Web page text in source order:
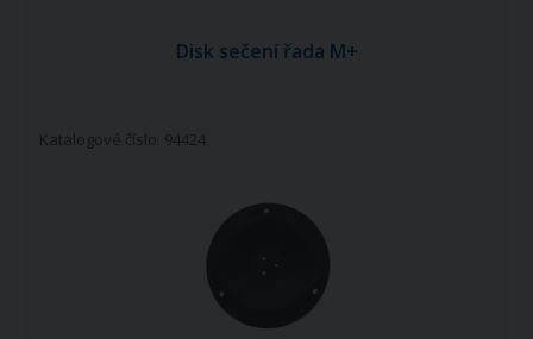
Disk sečení řada M+
Katalogové číslo: 94424